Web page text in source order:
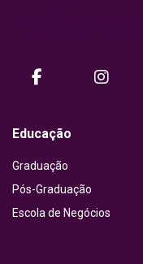
facebook
Educação
Graduação
Pós-Graduação
Escola de Negócios